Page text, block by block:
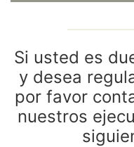
Si usted es
y desea
por favor
nuestros